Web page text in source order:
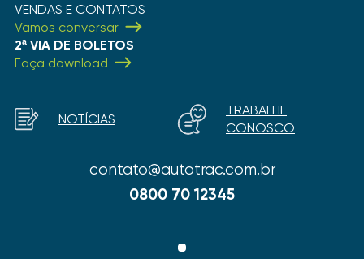
VENDAS E CONTATOS
Vamos conversar
2ª VIA DE BOLETOS
Faça download
contato@autotrac.com.br
0800 70 12345
NOTÍCIAS
TRABALHE
CONOSCO